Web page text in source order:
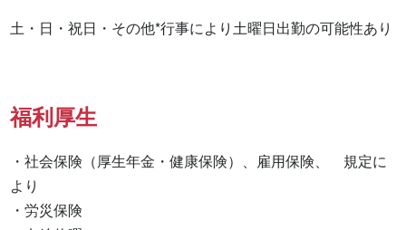
土・日・祝日・その他*行事により土曜日出勤の可能性あり
福利厚生
・社会保険（厚生年金・健康保険）、雇用保険、　規定に
より
・労災保険